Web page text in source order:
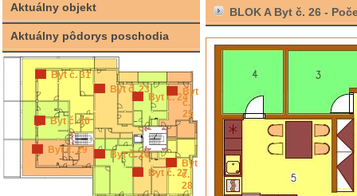
Aktuálny objekt
Aktuálny pôdorys poschodia
Byt č. 23
Byt č. 24Byt
č.
25
Byt č. 26
Byt č. 27
Byt
č.
28
Byt č. 29
Byt č. 30
Byt č. 31
BLOK A Byt č. 26 -